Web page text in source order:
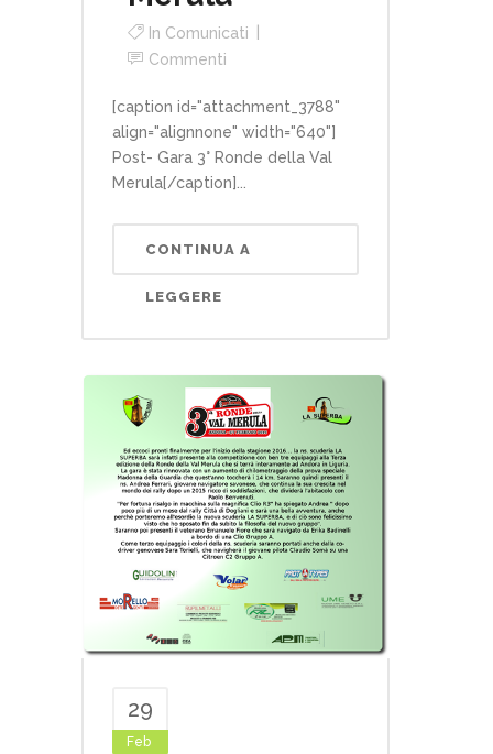
In Comunicati
Commenti
[caption id="attachment_3788"
align="alignnone" width="640"]
Post- Gara 3° Ronde della Val
Merula[/caption]...
CONTINUA A
LEGGERE
29
Feb